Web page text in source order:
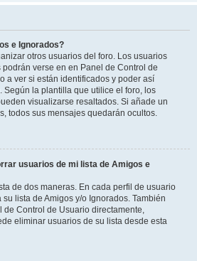
e Ignorados?
otros usuarios del foro. Los usuarios
verse en en Panel de Control de
a ver si están identificados y poder así
Según la plantilla que utilice el foro, los
visualizarse resaltados. Si añade un
todos sus mensajes quedarán ocultos.
usuarios de mi lista de Amigos e
de dos maneras. En cada perfil de usuario
lista de Amigos y/o Ignorados. También
Control de Usuario directamente,
eliminar usuarios de su lista desde esta